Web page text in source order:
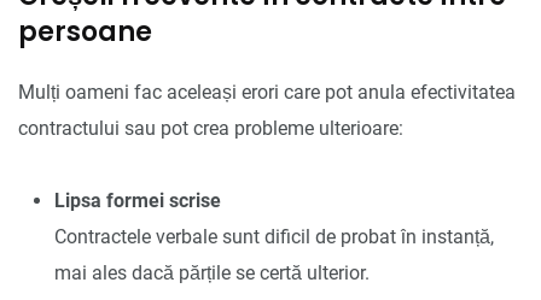
persoane
Mulți oameni fac aceleași erori care pot anula efectivitatea
contractului sau pot crea probleme ulterioare:
Lipsa formei scrise
Contractele verbale sunt dificil de probat în instanță,
mai ales dacă părțile se certă ulterior.